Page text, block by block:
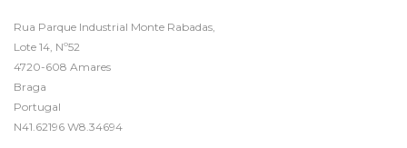
Rua Parque Industrial Monte Rabadas,
Lote 14, Nº52
4720-608 Amares
Braga
Portugal
N41.62196 W8.34694